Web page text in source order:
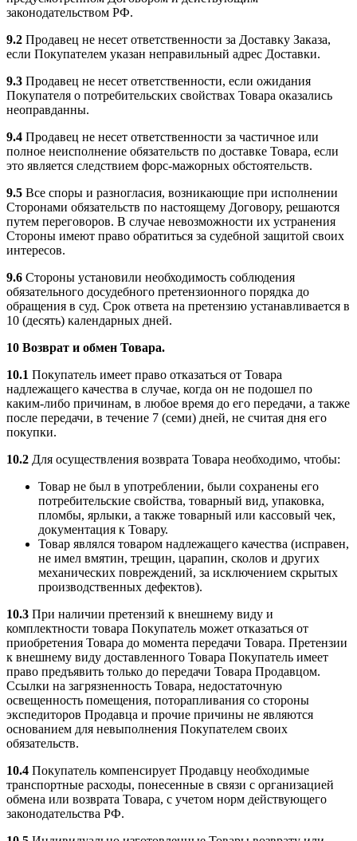
законодательством РФ.
9.2 Продавец не несет ответственности за Доставку Заказа,
если Покупателем указан неправильный адрес Доставки.
9.3 Продавец не несет ответственности, если ожидания
Покупателя о потребительских свойствах Товара оказались
неоправданны.
9.4 Продавец не несет ответственности за частичное или
полное неисполнение обязательств по доставке Товара, если
это является следствием форс-мажорных обстоятельств.
9.5 Все споры и разногласия, возникающие при исполнении
Сторонами обязательств по настоящему Договору, решаются
путем переговоров. В случае невозможности их устранения
Стороны имеют право обратиться за судебной защитой своих
интересов.
9.6 Стороны установили необходимость соблюдения
обязательного досудебного претензионного порядка до
обращения в суд. Срок ответа на претензию устанавливается в
10 (десять) календарных дней.
10 Возврат и обмен Товара.
10.1 Покупатель имеет право отказаться от Товара
надлежащего качества в случае, когда он не подошел по
каким-либо причинам, в любое время до его передачи, а также
после передачи, в течение 7 (семи) дней, не считая дня его
покупки.
10.2 Для осуществления возврата Товара необходимо, чтобы:
Товар не был в употреблении, были сохранены его
потребительские свойства, товарный вид, упаковка,
пломбы, ярлыки, а также товарный или кассовый чек,
документация к Товару.
Товар являлся товаром надлежащего качества (исправен,
не имел вмятин, трещин, царапин, сколов и других
механических повреждений, за исключением скрытых
производственных дефектов).
10.3 При наличии претензий к внешнему виду и
комплектности товара Покупатель может отказаться от
приобретения Товара до момента передачи Товара. Претензии
к внешнему виду доставленного Товара Покупатель имеет
право предъявить только до передачи Товара Продавцом.
Ссылки на загрязненность Товара, недостаточную
освещенность помещения, поторапливания со стороны
экспедиторов Продавца и прочие причины не являются
основанием для невыполнения Покупателем своих
обязательств.
10.4 Покупатель компенсирует Продавцу необходимые
транспортные расходы, понесенные в связи с организацией
обмена или возврата Товара, с учетом норм действующего
законодательства РФ.